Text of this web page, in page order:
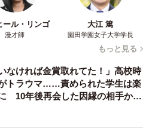
4/8
イラスト4（※×カラナビ→〇カラビ
）提供
ール・リンゴ
漫才師
大江 篤
園田学園女子大学学長
もっと見る
なければ金賞取れてた！」高校時
トラウマ……責められた学生は楽
10年後再会した因縁の相手から
【漫画】